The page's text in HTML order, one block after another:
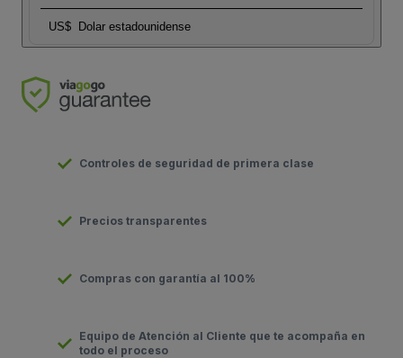
US$ Dolar estadounidense
Controles de seguridad de primera clase
Precios transparentes
Compras con garantía al 100%
Equipo de Atención al Cliente que te acompaña en
todo el proceso